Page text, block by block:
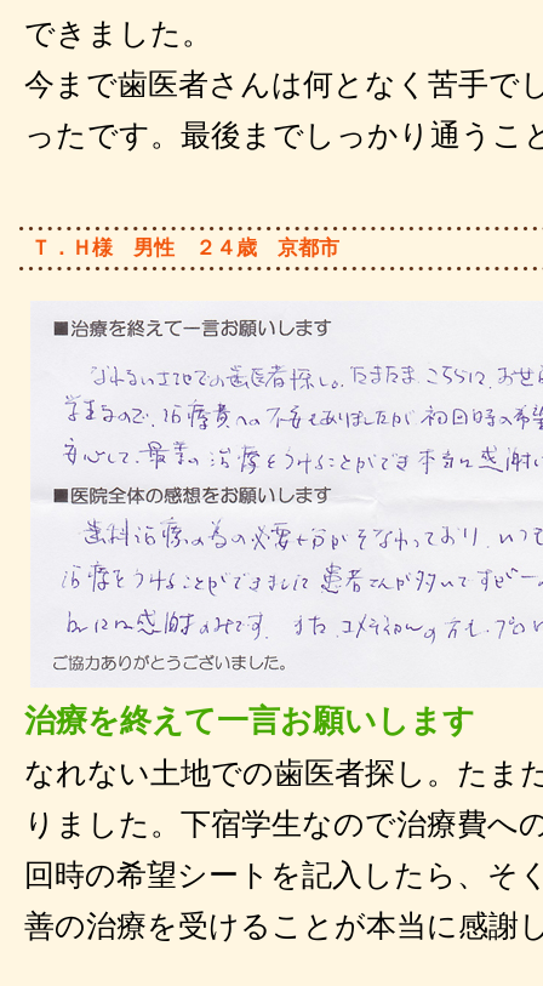
できました。
今まで歯医者さんは何となく苦手で
ったです。最後までしっかり通うこ
Ｔ．Ｈ様 男性 ２４歳 京都市
治療を終えて一言お願いします
なれない土地での歯医者探し。たま
りました。下宿学生なので治療費へ
回時の希望シートを記入したら、そ
善の治療を受けることが本当に感謝